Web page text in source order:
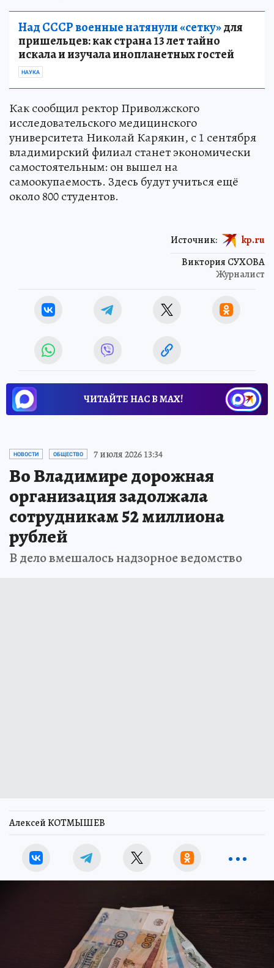
Над СССР военные натянули «сетку»для
пришельцев: как страна 13 лет тайно
искала и изучала инопланетных гостей
НАУКА
Как сообщил ректор Приволжского
исследовательского медицинского
университета Николай Карякин, с 1 сентября
владимирский филиал станет экономически
самостоятельным: он вышел на
самоокупаемость. Здесь будут учиться ещё
около 800 студентов.
Виктория СУХОВА
Журналист
Источник: kp.ru
ЧИТАЙТЕ НАС В МАХ!
НОВОСТИ ОБЩЕСТВО 7 июля 2026 13:34
Во Владимире дорожная
организация задолжала
сотрудникам 52 миллиона
рублей
В дело вмешалось надзорное ведомство
Алексей КОТМЫШЕВ